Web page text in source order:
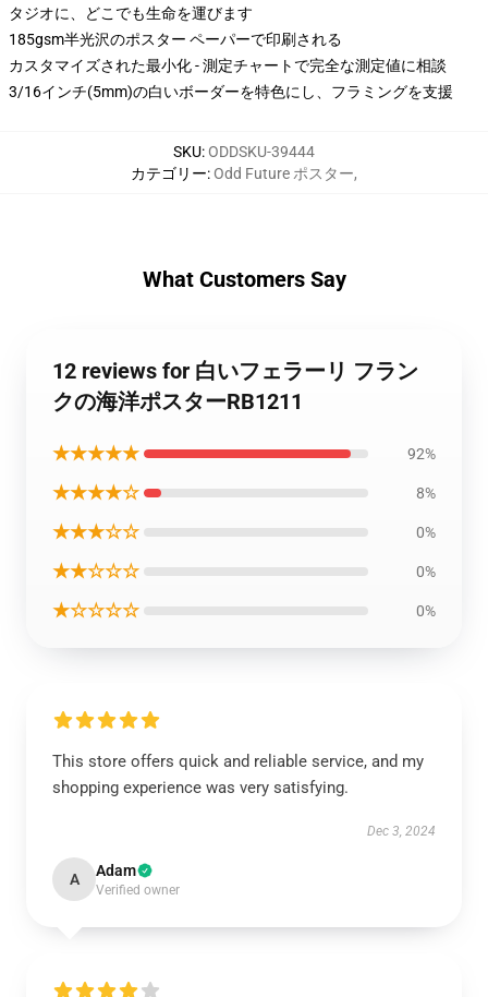
タジオに、どこでも生命を運びます
185gsm半光沢のポスター ペーパーで印刷される
カスタマイズされた最小化 - 測定チャートで完全な測定値に相談
3/16インチ(5mm)の白いボーダーを特色にし、フラミングを支援
SKU:ODDSKU-39444
カテゴリー:Odd Future ポスター,
What Customers Say
12 reviews for 白いフェラーリ フラン
クの海洋ポスターRB1211
★★★★★ 92%
★★★★☆ 8%
★★★☆☆ 0%
★★☆☆☆ 0%
★☆☆☆☆ 0%
This store offers quick and reliable service, and my
shopping experience was very satisfying.
Dec 3, 2024
A Adam
Verified owner